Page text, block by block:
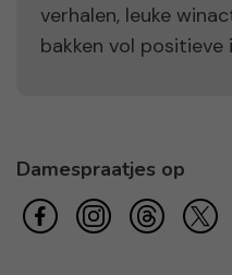
verhalen, leuke
bakken vol positieve
Damespraatjes op